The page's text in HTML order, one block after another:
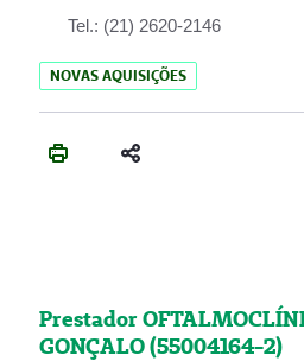
Tel.: (21) 2620-2146
NOVAS AQUISIÇÕES
Prestador
GONÇALO (55004164-2)